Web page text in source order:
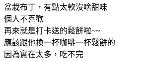
盆栽布丁，有點太軟沒啥甜味
個人不喜歡
再來就是打卡送的鬆餅啦~~
應該跟他換一杯咖啡一杯鬆餅的
因為實在太多，吃不完